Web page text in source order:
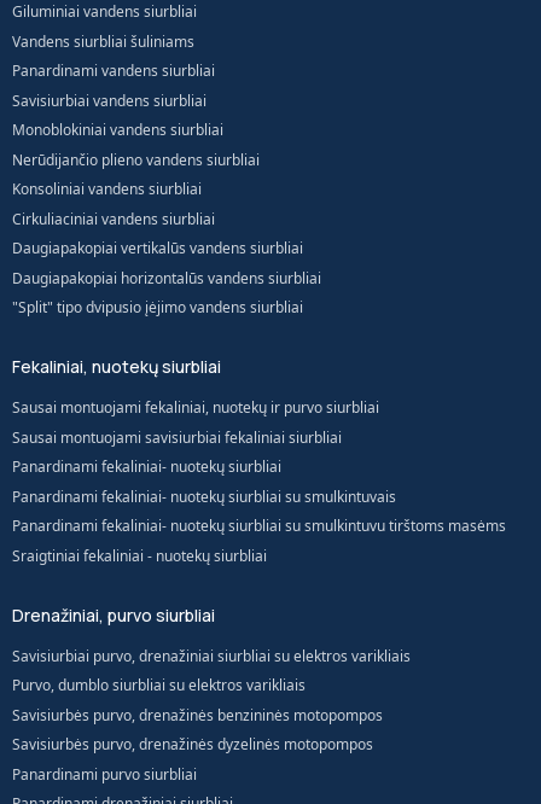
Giluminiai vandens siurbliai
Vandens siurbliai šuliniams
Panardinami vandens siurbliai
Savisiurbiai vandens siurbliai
Monoblokiniai vandens siurbliai
Nerūdijančio plieno vandens siurbliai
Konsoliniai vandens siurbliai
Cirkuliaciniai vandens siurbliai
Daugiapakopiai vertikalūs vandens siurbliai
Daugiapakopiai horizontalūs vandens siurbliai
"Split" tipo dvipusio įėjimo vandens siurbliai
Fekaliniai, nuotekų siurbliai
Sausai montuojami fekaliniai, nuotekų ir purvo siurbliai
Sausai montuojami savisiurbiai fekaliniai siurbliai
Panardinami fekaliniai- nuotekų siurbliai
Panardinami fekaliniai- nuotekų siurbliai su smulkintuvais
Panardinami fekaliniai- nuotekų siurbliai su smulkintuvu tirštoms masėms
Sraigtiniai fekaliniai - nuotekų siurbliai
Drenažiniai, purvo siurbliai
Savisiurbiai purvo, drenažiniai siurbliai su elektros varikliais
Purvo, dumblo siurbliai su elektros varikliais
Savisiurbės purvo, drenažinės benzininės motopompos
Savisiurbės purvo, drenažinės dyzelinės motopompos
Panardinami purvo siurbliai